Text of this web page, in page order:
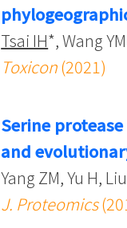
Tsai IH*, Wang
Toxicon(2021)
Serine
and
Yang ZM, Yu H,
J. Proteomics